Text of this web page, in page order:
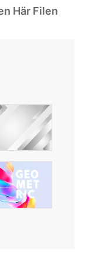
Här Filen